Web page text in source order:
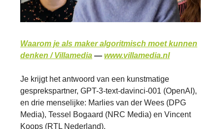
Waarom je als maker algoritmisch moet kunnen
denken / Villamedia — www.villamedia.nl
Je krijgt het antwoord van een kunstmatige
gesprekspartner, GPT-3-text-davinci-001 (OpenAI),
en drie menselijke: Marlies van der Wees (DPG
Media), Tessel Bogaard (NRC Media) en Vincent
Koops (RTL Nederland).